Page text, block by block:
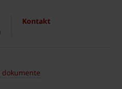
Kontakt
dokumente